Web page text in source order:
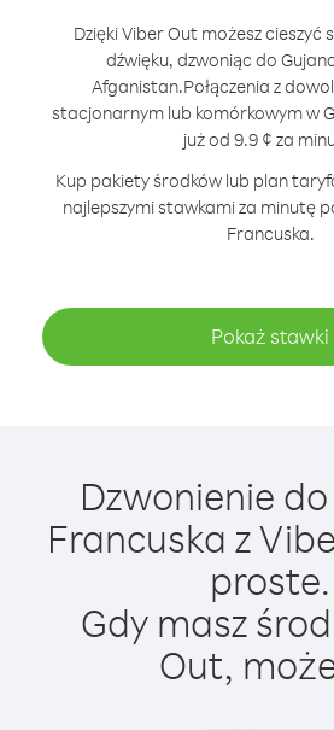
Dzięki Viber Out możesz cieszyć
dźwięku, dzwoniąc do
Afganistan.Połączenia z
stacjonarnym lub komórkowym w
już od 9.9 ¢ za
Kup pakiety środków lub plan
najlepszymi stawkami za minutę
Francuska.
Pokaż stawki
Dzwonienie
Francuska z
proste.
Gdy masz
Out,